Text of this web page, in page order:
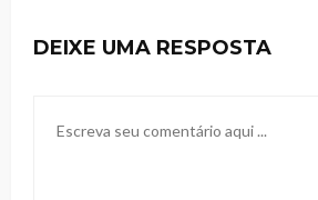
DEIXE UMA RESPOSTA